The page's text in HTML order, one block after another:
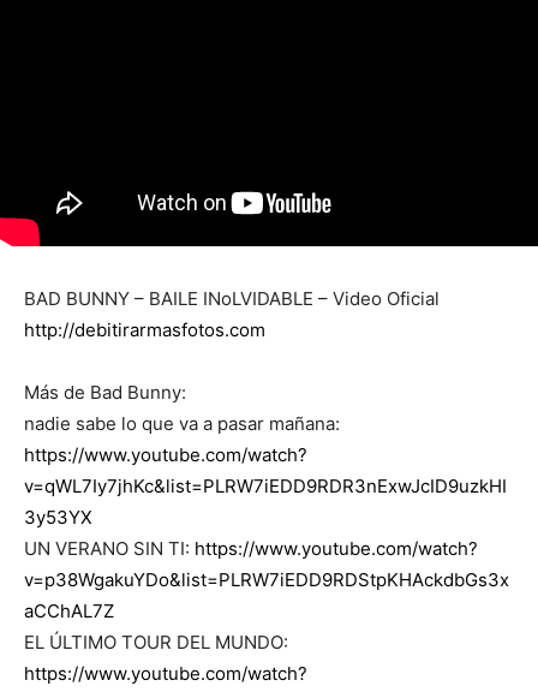
BAD BUNNY – BAILE INoLVIDABLE – Video Oficial
http://debitirarmasfotos.com
Más de Bad Bunny:
nadie sabe lo que va a pasar mañana:
https://www.youtube.com/watch?
v=qWL7Iy7jhKc&list=PLRW7iEDD9RDR3nExwJcID9uzkHI
3y53YX
UN VERANO SIN TI: https://www.youtube.com/watch?
v=p38WgakuYDo&list=PLRW7iEDD9RDStpKHAckdbGs3x
aCChAL7Z
EL ÚLTIMO TOUR DEL MUNDO:
https://www.youtube.com/watch?